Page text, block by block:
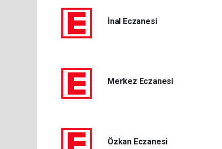
İnal Eczanesi
Merkez Eczanesi
Özkan Eczanesi